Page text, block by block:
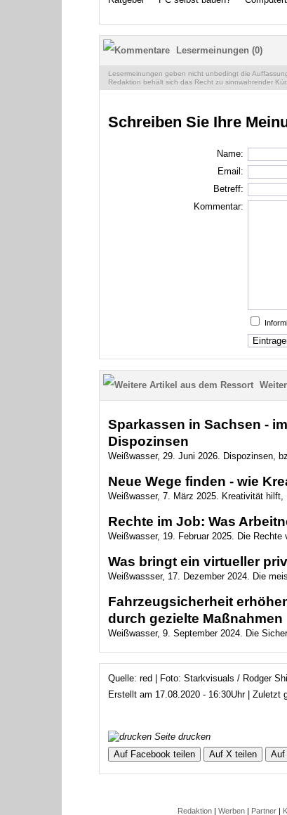
Lesermeinungen (0)
Lesermeinungen geben nicht unbedingt die
Redaktion behält sich das Recht zu sinnwahrender
Schreiben Sie Ihre
Name:
Email:
Betreff:
Kommentar:
Sparkassen in Sachsen -
Dispozinsen
Weißwasser, 29. Juni 2026. Dispozinsen,
Neue Wege finden - wie
Weißwasser, 7. März 2025. Kreativität
Rechte im Job: Was
Weißwasser, 19. Februar 2025. Die
Was bringt ein virtueller
Weißwassser, 17. Dezember 2024. Die
Fahrzeugsicherheit
durch gezielte Maßnahmen
Weißwasser, 9. September 2024. Die
Quelle: red | Foto: Starkvisuals / Rodger
Erstellt am 17.08.2020 - 16:30Uhr | Zuletzt
Seite drucken
Auf Facebook teilen
Auf X teilen Auf
Redaktion | Werben | Partner |